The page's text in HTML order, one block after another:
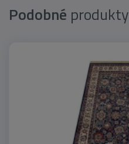
Podobné produkty